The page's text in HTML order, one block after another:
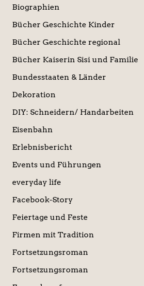
Biographien
Bücher Geschichte Kinder
Bücher Geschichte regional
Bücher Kaiserin Sisi und Familie
Bundesstaaten & Länder
Dekoration
DIY: Schneidern/ Handarbeiten
Eisenbahn
Erlebnisbericht
Events und Führungen
everyday life
Facebook-Story
Feiertage und Feste
Firmen mit Tradition
Fortsetzungsroman
Fortsetzungsroman